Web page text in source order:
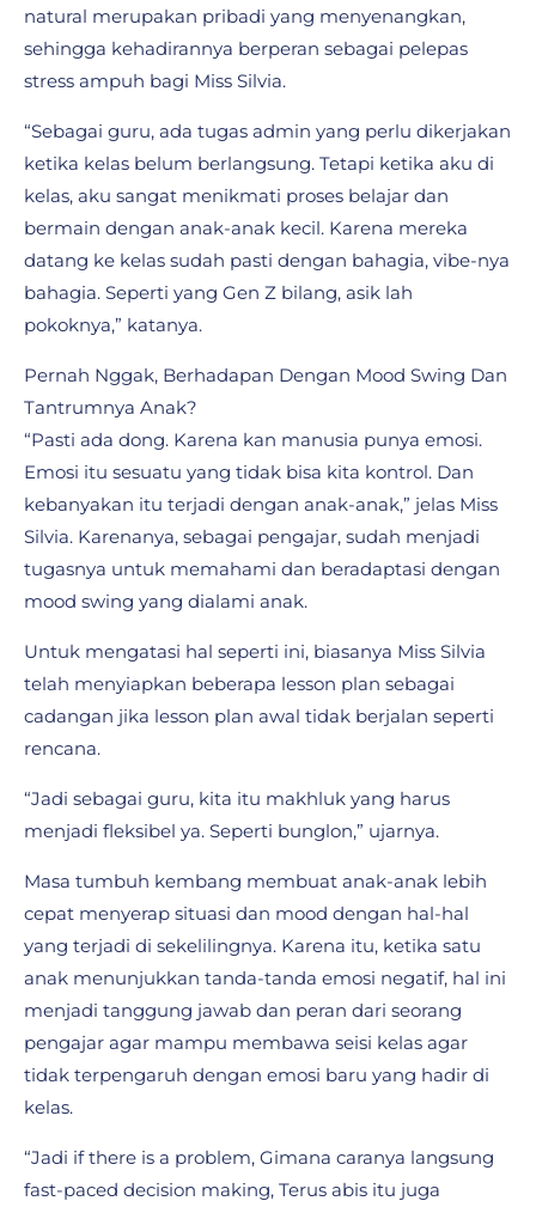
natural merupakan pribadi yang menyenangkan,
sehingga kehadirannya berperan sebagai pelepas
stress ampuh bagi Miss Silvia.
“Sebagai guru, ada tugas admin yang perlu dikerjakan
ketika kelas belum berlangsung. Tetapi ketika aku di
kelas, aku sangat menikmati proses belajar dan
bermain dengan anak-anak kecil. Karena mereka
datang ke kelas sudah pasti dengan bahagia, vibe-nya
bahagia. Seperti yang Gen Z bilang, asik lah
pokoknya,” katanya.
Pernah Nggak, Berhadapan Dengan Mood Swing Dan
Tantrumnya Anak?
“Pasti ada dong. Karena kan manusia punya emosi.
Emosi itu sesuatu yang tidak bisa kita kontrol. Dan
kebanyakan itu terjadi dengan anak-anak,” jelas Miss
Silvia. Karenanya, sebagai pengajar, sudah menjadi
tugasnya untuk memahami dan beradaptasi dengan
mood swing yang dialami anak.
Untuk mengatasi hal seperti ini, biasanya Miss Silvia
telah menyiapkan beberapa lesson plan sebagai
cadangan jika lesson plan awal tidak berjalan seperti
rencana.
“Jadi sebagai guru, kita itu makhluk yang harus
menjadi fleksibel ya. Seperti bunglon,” ujarnya.
Masa tumbuh kembang membuat anak-anak lebih
cepat menyerap situasi dan mood dengan hal-hal
yang terjadi di sekelilingnya. Karena itu, ketika satu
anak menunjukkan tanda-tanda emosi negatif, hal ini
menjadi tanggung jawab dan peran dari seorang
pengajar agar mampu membawa seisi kelas agar
tidak terpengaruh dengan emosi baru yang hadir di
kelas.
“Jadi if there is a problem, Gimana caranya langsung
fast-paced decision making, Terus abis itu juga